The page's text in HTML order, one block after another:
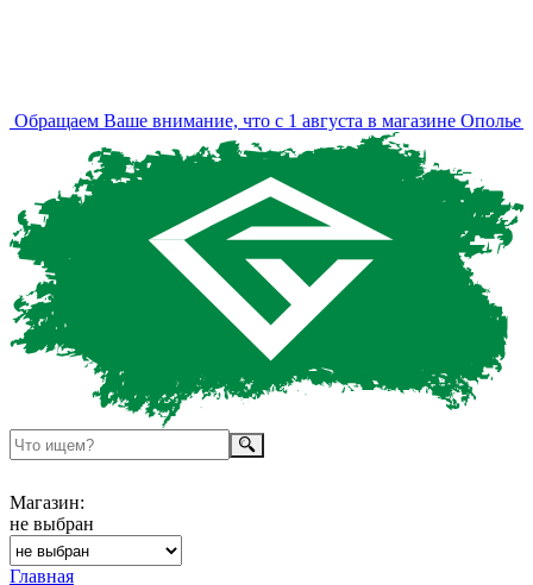
Ваше внимание, что с 1 августа в магазине Ополье
Магазин:
не выбран
Главная